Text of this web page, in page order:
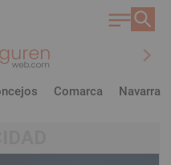
chevron_right
Comarca Navarra